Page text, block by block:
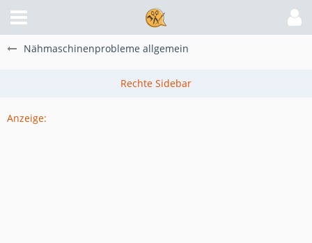
Nähmaschinenprobleme allgemein
Anzeige: